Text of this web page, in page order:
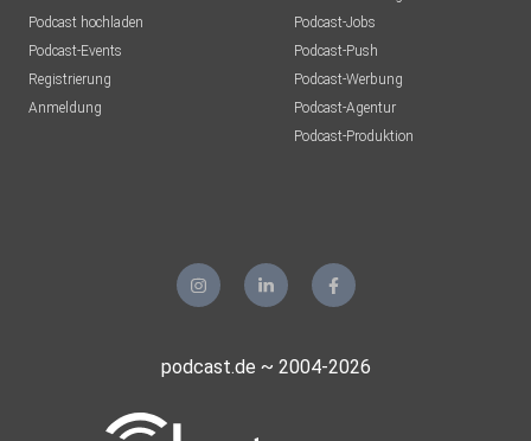
Podcast hochladen
Podcast-Events
Registrierung
Anmeldung
Podcast-Jobs
Podcast-Push
Podcast-Werbung
Podcast-Agentur
Podcast-Produktion
podcast.de ~ 2004-2026